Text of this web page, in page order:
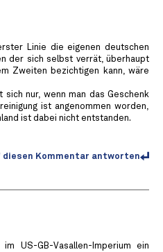
Linie die eigenen deutschen
der sich selbst verrät, überhaupt
Zweiten bezichtigen kann, wäre
nur, wenn man das Geschenk
ist angenommen worden,
ist dabei nicht entstanden.
diesen Kommentar antworten
US-GB-Vasallen-Imperium ein